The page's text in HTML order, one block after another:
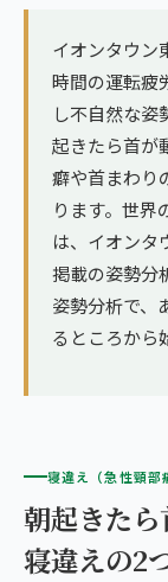
ヨガ・ピラティス
鹿児島エリア（3
→ エリア一覧（
イオンタウン
時間の運転疲
し不自然な姿
起きたら首
癖や首まわり
ります。世界
は、イオンタ
掲載の姿勢分
姿勢分析で、
るところから
寝違え（急性頸部
朝起きた
寝違えの2